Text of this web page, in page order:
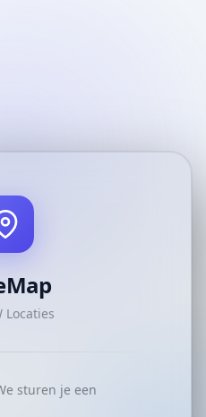
Locaties
sturen je een